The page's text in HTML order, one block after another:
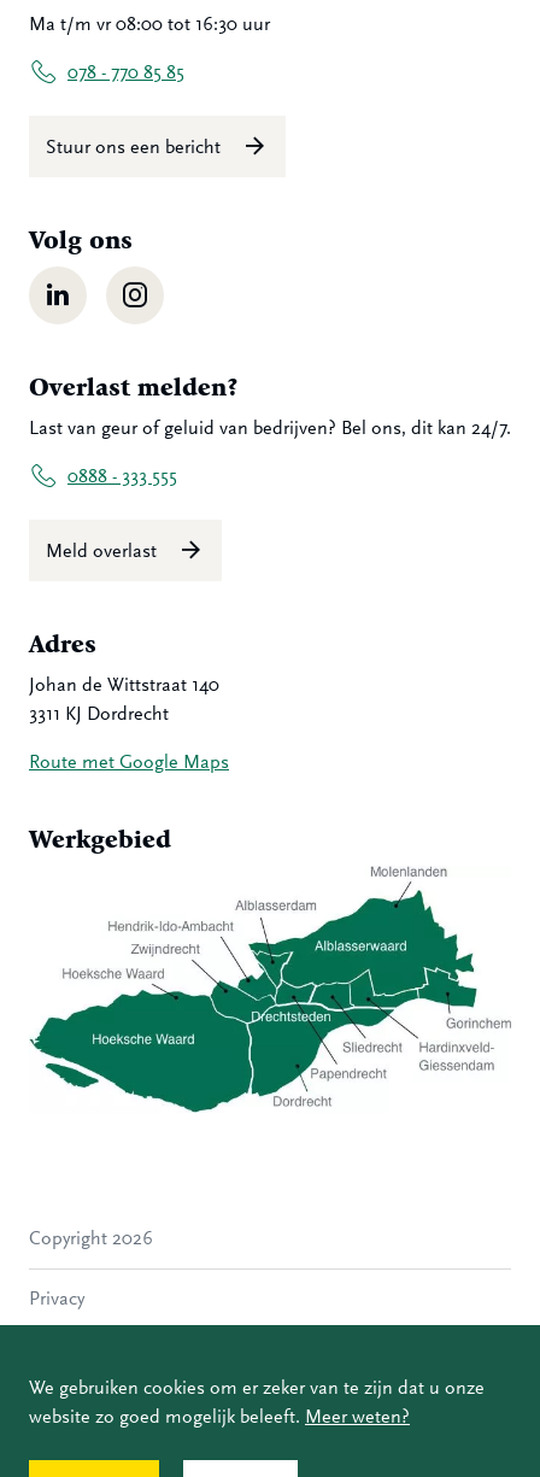
We gebruiken cookies om er zeker van te zijn dat u onze
website zo goed mogelijk beleeft. Meer weten?
Ma t/m vr 08:00 tot 16:30 uur
078 - 770 85 85
Stuur ons een bericht
Volg ons
LinkedIn Instagram
Overlast melden?
Last van geur of geluid van bedrijven? Bel ons, dit kan 24/7.
0888 - 333 555
Meld overlast
Adres
Johan de Wittstraat 140
3311 KJ Dordrecht
Route met Google Maps
Werkgebied
Molenlanden
Papendrecht
Gorinchem
Copyright 2026
Privacy
Coordinated Vulnerability Disclosure